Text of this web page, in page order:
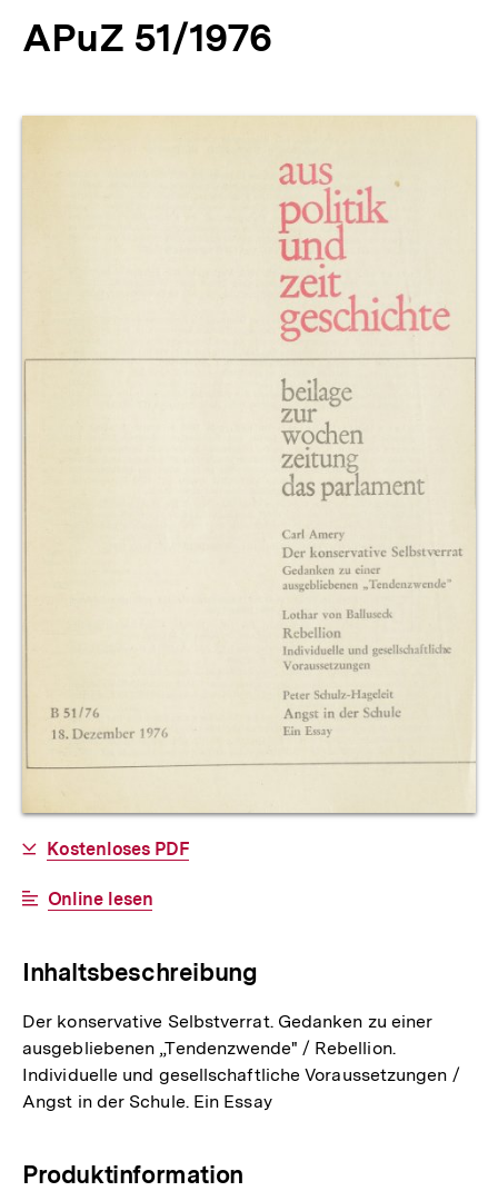
APuZ 51/1976
Allgemeine
Informationen
Download-
Kostenloses PDF
Interner
Online lesen
Inhaltsbeschreibung
Der konservative Selbstverrat. Gedanken zu einer
ausgebliebenen „Tendenzwende" / Rebellion.
Individuelle und gesellschaftliche Voraussetzungen /
Angst in der Schule. Ein Essay
Produktinformation